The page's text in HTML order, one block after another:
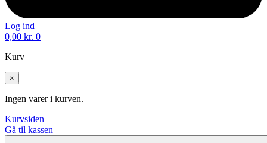
Log ind
0,00 kr. 0
Kurv
×
Ingen varer i kurven.
Kurvsiden
Gå til kassen